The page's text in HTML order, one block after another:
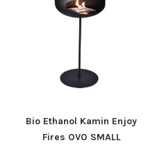
Bio Ethanol Kamin Enjoy
Fires OVO SMALL